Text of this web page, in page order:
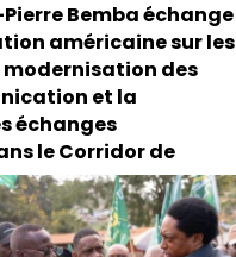
Bemba échange
américaine sur les
des
et la
échanges
le Corridor de